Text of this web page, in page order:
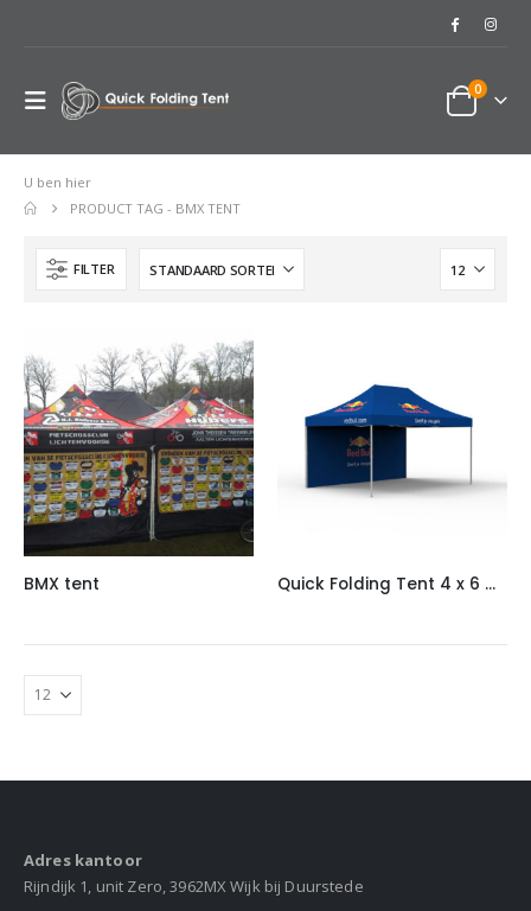
0
U ben hier
PRODUCT TAG - BMX TENT
FILTER
BMX tent Quick Folding Tent 4 x 6 meter
Adres kantoor
Rijndijk 1, unit Zero, 3962MX Wijk bij Duurstede